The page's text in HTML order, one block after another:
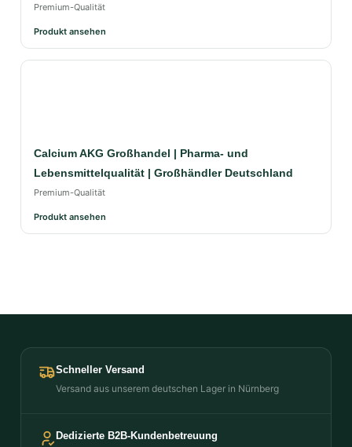
Premium-Qualität
Produkt ansehen
Calcium AKG Großhandel | Pharma- und
Lebensmittelqualität | Großhändler Deutschland
Premium-Qualität
Produkt ansehen
Schneller Versand
Versand aus unserem deutschen Lager in Nürnberg
Dedizierte B2B-Kundenbetreuung